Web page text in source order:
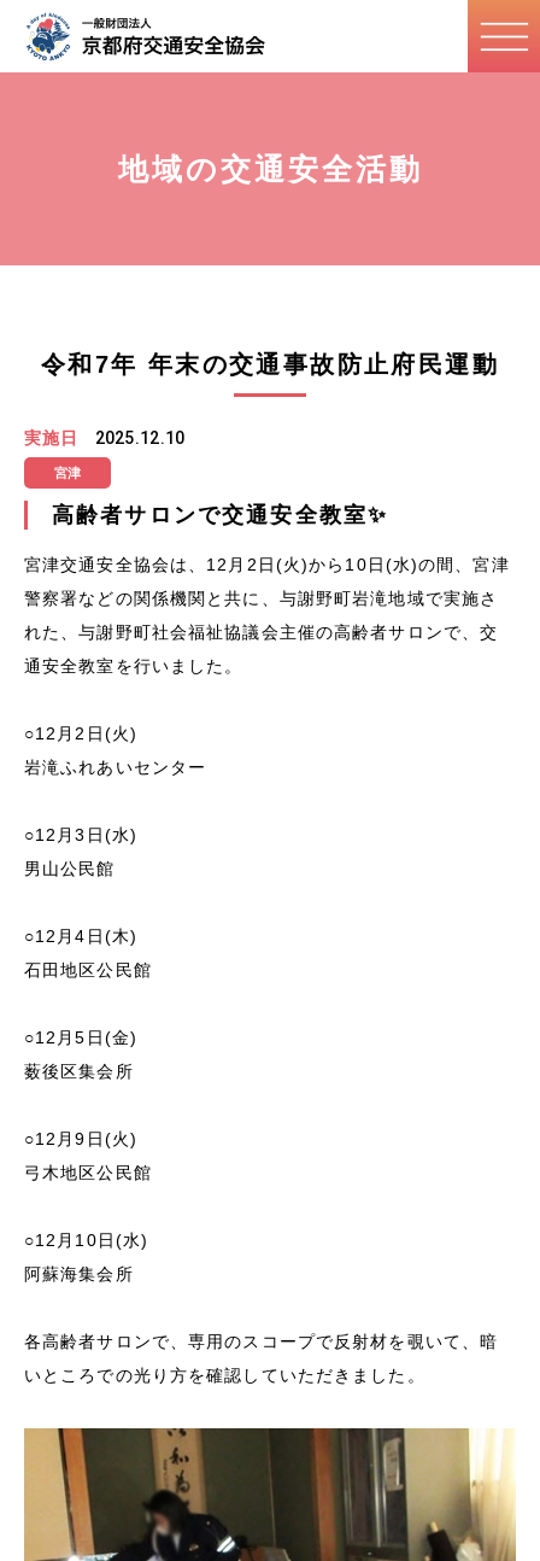
地域の交通安全活動
令和7年 年末の交通事故防止府民運動
実施日 2025.12.10
宮津
高齢者サロンで交通安全教室✨
宮津交通安全協会は、12月2日(火)から10日(水)の間、宮津
警察署などの関係機関と共に、与謝野町岩滝地域で実施さ
れた、与謝野町社会福祉協議会主催の高齢者サロンで、交
通安全教室を行いました。
○12月2日(火)
岩滝ふれあいセンター
○12月3日(水)
男山公民館
○12月4日(木)
石田地区公民館
○12月5日(金)
薮後区集会所
○12月9日(火)
弓木地区公民館
○12月10日(水)
阿蘇海集会所
各高齢者サロンで、専用のスコープで反射材を覗いて、暗
いところでの光り方を確認していただきました。